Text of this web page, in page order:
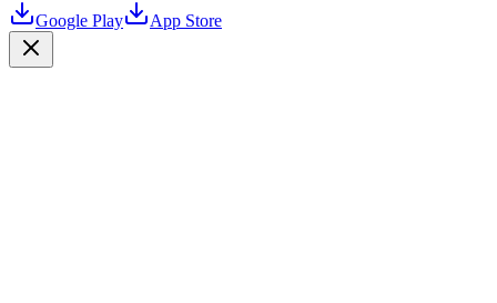
Google Play
App Store